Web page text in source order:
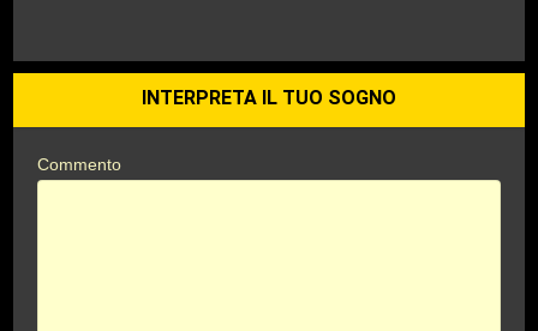
INTERPRETA IL TUO SOGNO
Commento